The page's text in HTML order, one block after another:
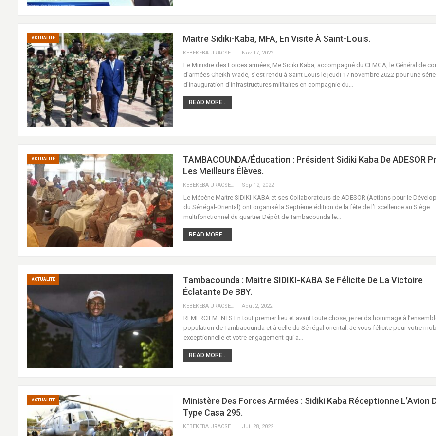
ACTUALITÉ Maitre Sidiki-Kaba, MFA, En Visite À Saint-Louis.
KEBEKEBA URACSENEGAL / RADIO GADECBEETAWE FM Nov 17, 2022
Le Ministre des Forces armées, Me Sidiki Kaba, accompagné du CEMGA, le Général de
d’armées Cheikh Wade, s'est rendu à Saint Louis le jeudi 17 novembre 2022 pour une série
d'inauguration d'infrastructures militaires en compagnie du…
READ MORE...
ACTUALITÉ
TAMBACOUNDA/Éducation : Président Sidiki Kaba De ADESOR
Les Meilleurs Élèves.
KEBEKEBA URACSENEGAL / RADIO GADECBEETAWE FM Sep 12, 2022
Le Mécène Maitre SIDIKI-KABA et ses Collaborateurs de ADESOR (Actions pour le
du Sénégal-Oriental) ont organisé la Septième édition de la fête de l’Excellence au Siège
multifonctionnel du quartier Dépôt de Tambacounda le…
READ MORE...
ACTUALITÉ
Tambacounda : Maitre SIDIKI-KABA Se Félicite De La Victoire
Éclatante De BBY.
KEBEKEBA URACSENEGAL / RADIO GADECBEETAWE FM Août 2, 2022
REMERCIEMENTS En tout premier lieu et avant toute chose, je rends hommage à
population de Tambacounda et à celle du Sénégal oriental. Je vous félicite pour votre
exceptionnelle et votre engagement qui a…
READ MORE...
ACTUALITÉ
Ministère Des Forces Armées : Sidiki Kaba Réceptionne L’Avion
Type Casa 295.
KEBEKEBA URACSENEGAL / RADIO GADECBEETAWE FM Juil 28, 2022